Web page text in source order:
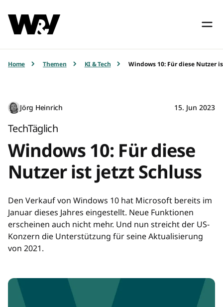
Home Themen KI & Tech Windows 10: Für diese Nutzer
Jörg Heinrich 15. Jun 2023
TechTäglich
Windows 10: Für diese
Nutzer ist jetzt Schluss
Den Verkauf von Windows 10 hat Microsoft bereits im
Januar dieses Jahres eingestellt. Neue Funktionen
erscheinen auch nicht mehr. Und nun streicht der US-
Konzern die Unterstützung für seine Aktualisierung
von 2021.